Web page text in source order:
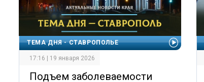
ТЕМА ДНЯ - СТАВРОПОЛЬЕ
17:16 | 19 января 2026
Подъем заболеваемости